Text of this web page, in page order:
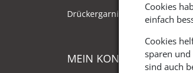
Drückergarnituren mit
MEIN KONTO
Cookies
einfach
Cookies
sparen und
sind auch